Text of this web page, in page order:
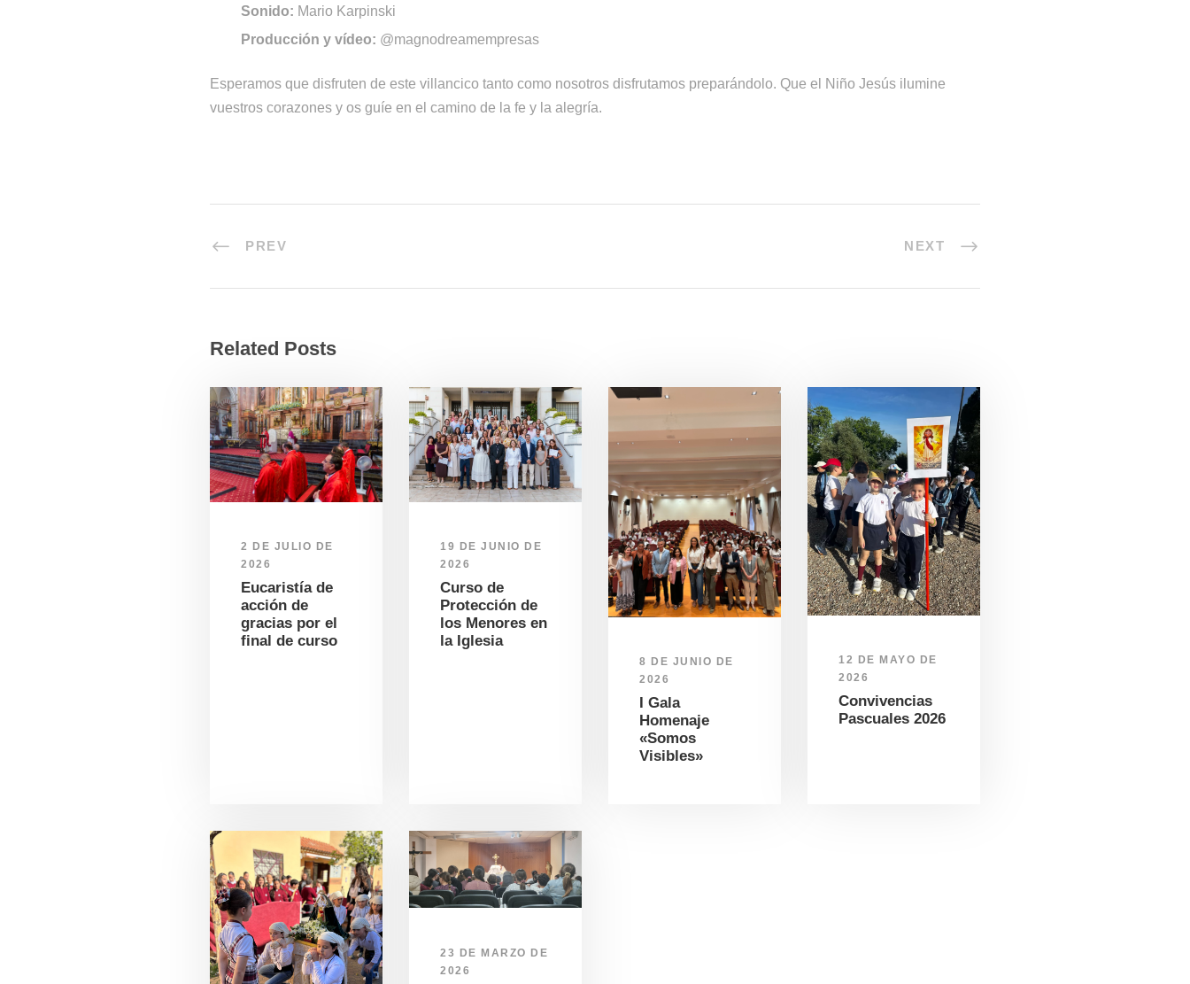
Sonido: Mario Karpinski
Producción y vídeo: @magnodreamempresas
Esperamos que disfruten de este villancico tanto como nosotros disfrutamos preparándolo. Que el Niño Jesús ilumine
vuestros corazones y os guíe en el camino de la fe y la alegría.
PREV NEXT
Related Posts
2 DE JULIO DE
2026
Eucaristía de
acción de
gracias por el
final de curso
19 DE JUNIO DE
2026
Curso de
Protección de
los Menores en
la Iglesia
8 DE JUNIO DE
2026
I Gala
Homenaje
«Somos
Visibles»
12 DE MAYO DE
2026
Convivencias
Pascuales 2026
23 DE MARZO DE
2026